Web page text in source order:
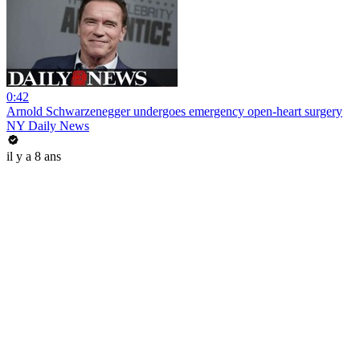
0:42
Arnold Schwarzenegger undergoes emergency open-heart surgery
NY Daily News
il y a 8 ans